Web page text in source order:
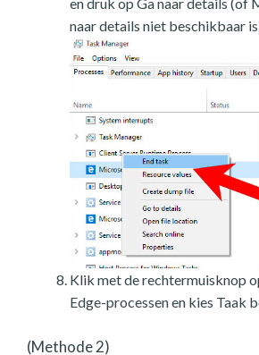
naar details niet beschikbaar
Klik met de rechtermuisknop
Edge-processen en kies Taak
(Methode 2)